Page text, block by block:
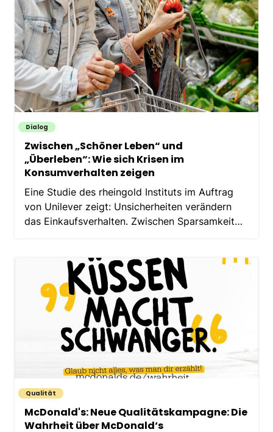
Dialog
Zwischen „Schöner Leben“ und
„Überleben“: Wie sich Krisen im
Konsumverhalten zeigen
Eine Studie des rheingold Instituts im Auftrag
von Unilever zeigt: Unsicherheiten verändern
das Einkaufsverhalten. Zwischen Sparsamkeit
emotionalen Zufluchtsort –…
Qualität
McDonald's: Neue Qualitätskampagne: Die
Wahrheit über McDonald‘s